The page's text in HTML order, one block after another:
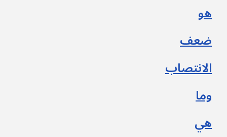
هو
ضعف
الانتصاب
وما
هي